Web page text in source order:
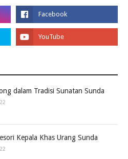
dalam Tradisi Sunatan Sunda
Kepala Khas Urang Sunda